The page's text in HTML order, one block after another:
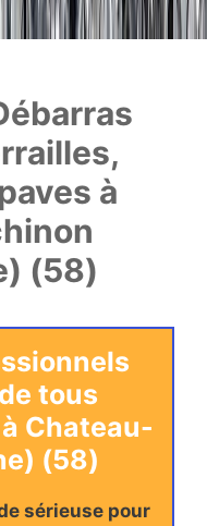
à
(58)
tous
Chateau-
(58)
sérieuse pour